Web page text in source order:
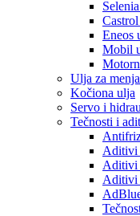
Eneos
Mobil
Ulja za
Kočiona ulja
Servo i
Tečnosti i
Aditivi
Aditivi
Aditivi